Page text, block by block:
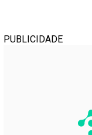
PUBLICIDADE